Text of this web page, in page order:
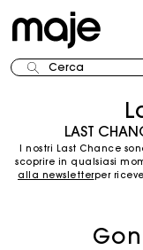
Cerca
LAST
I nostri Last Chance
scoprire in qualsiasi
alla newsletterper